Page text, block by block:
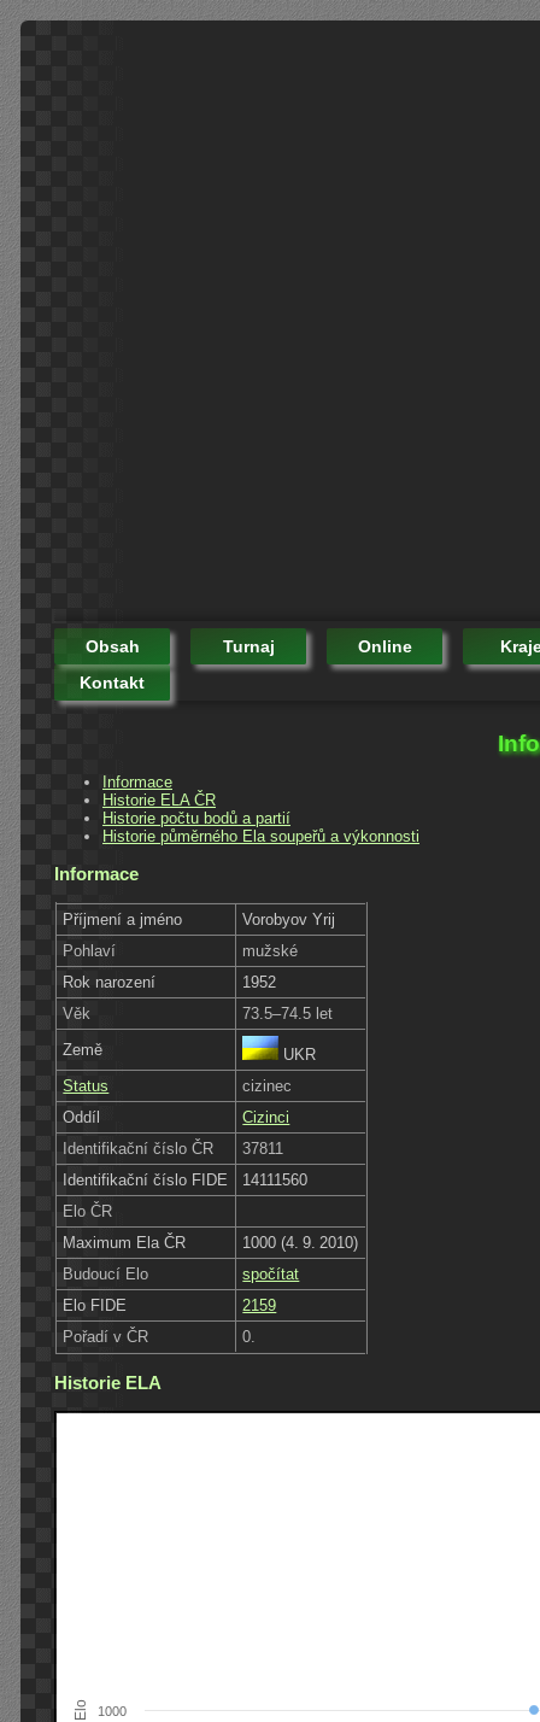
Obsah Turnaj Online
Kontakt
Informace
Historie ELA ČR
Historie počtu bodů a partií
Historie půměrného Ela soupeřů a výkonnosti
Informace
Příjmení a jméno
Vorobyov Yrij
Pohlaví
mužské
Rok narození
1952
Věk
73.5–74.5 let
Země
UKR
Status
cizinec
Oddíl
Cizinci
Identifikační číslo ČR
37811
Identifikační číslo FIDE
14111560
Elo ČR
Maximum Ela ČR
1000 (4. 9. 2010)
Budoucí Elo
spočítat
Elo FIDE
2159
Pořadí v ČR
0.
Historie ELA
Elo 1000